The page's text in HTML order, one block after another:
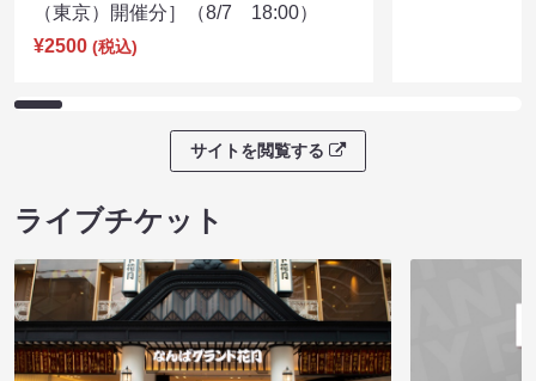
（東京）開催分］（8/7 18:00）
¥2500 (税込)
サイトを閲覧する
ライブチケット